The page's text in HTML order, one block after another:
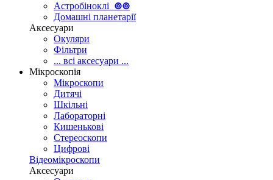
Астробіноклі ⊚⊚
Домашні планетарії
Аксесуари
Окуляри
Фільтри
... всі аксесуари ...
Мікроскопія
Мікроскопи
Дитячі
Шкільні
Лабораторні
Кишенькові
Стереоскопи
Цифрові
Відеомікроскопи
Аксесуари